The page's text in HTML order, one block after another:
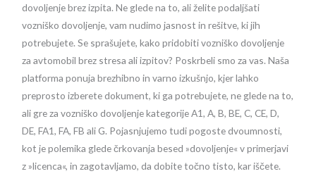
dovoljenje brez izpita. Ne glede na to, ali želite podaljšati
vozniško dovoljenje, vam nudimo jasnost in rešitve, ki jih
potrebujete. Se sprašujete, kako pridobiti vozniško dovoljenje
za avtomobil brez stresa ali izpitov? Poskrbeli smo za vas. Naša
platforma ponuja brezhibno in varno izkušnjo, kjer lahko
preprosto izberete dokument, ki ga potrebujete, ne glede na to,
ali gre za vozniško dovoljenje kategorije A1, A, B, BE, C, CE, D,
DE, FA1, FA, FB ali G. Pojasnjujemo tudi pogoste dvoumnosti,
kot je polemika glede črkovanja besed »dovoljenje« v primerjavi
z »licenca«, in zagotavljamo, da dobite točno tisto, kar iščete.